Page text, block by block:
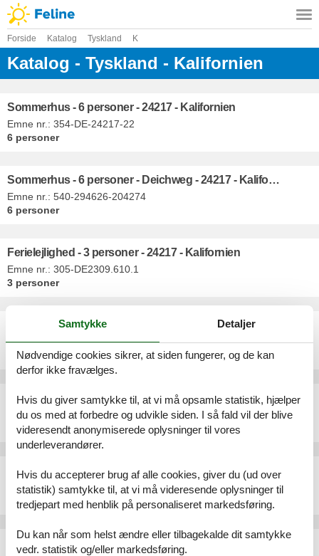
Forside Katalog Tyskland K
Katalog - Tyskland - Kalifornien
Sommerhus - 6 personer - 24217 - Kalifornien
Emne nr.: 354-DE-24217-22
6 personer
Sommerhus - 6 personer - Deichweg - 24217 - Kalifornien
Emne nr.: 540-294626-204274
6 personer
Ferielejlighed - 3 personer - 24217 - Kalifornien
Emne nr.: 305-DE2309.610.1
3 personer
Ferielejlighed - 4 personer - 24217 - Kalifornien
Emne nr.:305-DE2309.606.1
4 personer
Ferielejlighed - 2 personer - 24217 - Kalifornien
Emne nr.:305-DE2309.601.1
2 personer
Ferielejlighed - 2 personer - 24217 - Kalifornien
Emne nr.:305-DE2309.602.1
2 personer
Ferielejlighed - 3 personer - 24217 - Kalifornien
Samtykke Detaljer
Nødvendige cookies sikrer, at siden fungerer, og de kan
derfor ikke fravælges.
Hvis du giver samtykke til, at vi må opsamle statistik, hjælper
du os med at forbedre og udvikle siden. I så fald vil der blive
videresendt anonymiserede oplysninger til vores
underleverandører.
Hvis du accepterer brug af alle cookies, giver du (ud over
statistik) samtykke til, at vi må videresende oplysninger til
tredjepart med henblik på personaliseret markedsføring.
Du kan når som helst ændre eller tilbagekalde dit samtykke
vedr. statistik og/eller markedsføring.